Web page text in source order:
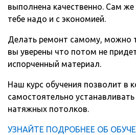
выполнена качественно. Сам же
тебе надо и с экономией.
Делать ремонт самому, можно
вы уверены что потом не
испорченный материал.
Наш курс обучения позволит в
самостоятельно
натяжных потолков.
УЗНАЙТЕ ПОДРОБНЕЕ ОБ